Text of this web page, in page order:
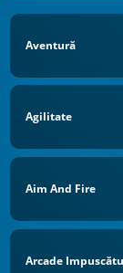
Aventură
Agilitate
Aim And Fire
Arcade